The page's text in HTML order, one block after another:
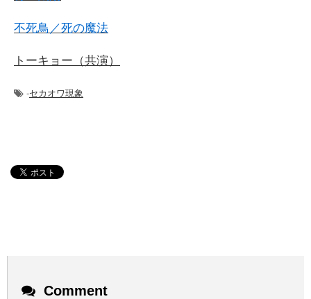
不死鳥／死の魔法
トーキョー（共演）
-セカオワ現象
Comment